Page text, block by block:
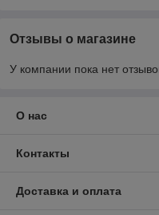
Отзывы о магазине
У компании пока нет
О нас
Контакты
Доставка и оплата